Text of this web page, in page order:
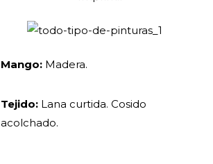
Mango: Madera.
Tejido: Lana curtida. Cosido
acolchado.